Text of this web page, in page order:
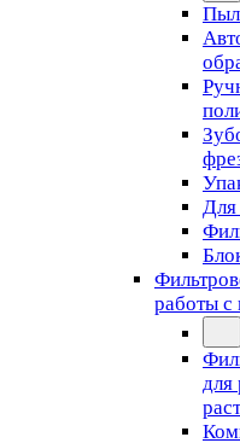
работы с
для